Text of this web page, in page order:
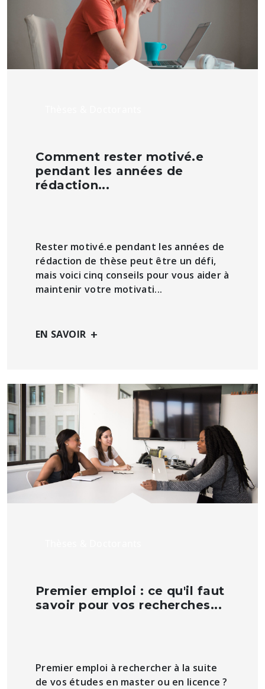
Comment rester motivé.e
pendant les années de
rédaction...
Rester motivé.e pendant les années de
rédaction de thèse peut être un défi,
mais voici cinq conseils pour vous aider à
maintenir votre motivati...
EN SAVOIR +
Premier emploi : ce qu'il faut
savoir pour vos recherches...
Premier emploi à rechercher à la suite
de vos études en master ou en licence ?